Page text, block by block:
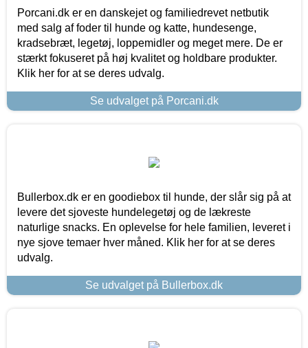
Porcani.dk er en danskejet og familiedrevet netbutik
med salg af foder til hunde og katte, hundesenge,
kradsebræt, legetøj, loppemidler og meget mere. De er
stærkt fokuseret på høj kvalitet og holdbare produkter.
Klik her for at se deres udvalg.
Se udvalget på Porcani.dk
Bullerbox.dk er en goodiebox til hunde, der slår sig på at
levere det sjoveste hundelegetøj og de lækreste
naturlige snacks. En oplevelse for hele familien, leveret i
nye sjove temaer hver måned. Klik her for at se deres
udvalg.
Se udvalget på Bullerbox.dk